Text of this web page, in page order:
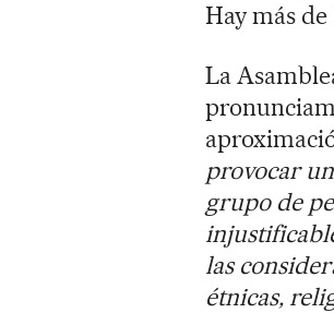
Hay más
La
provocar
grupo de
las
étnicas,